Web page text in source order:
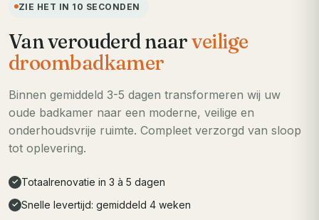
ZIE HET IN 10 SECONDEN
Van verouderd naarveilige
droombadkamer
Binnen gemiddeld 3-5 dagen transformeren wij uw
oude badkamer naar een moderne, veilige en
onderhoudsvrije ruimte. Compleet verzorgd van sloop
tot oplevering.
✓ Totaalrenovatie in 3 à 5 dagen
✓ Snelle levertijd: gemiddeld 4 weken